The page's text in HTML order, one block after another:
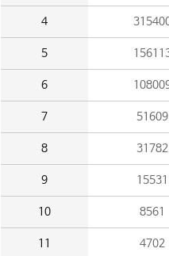
4
5
6
7 51609
8 31782
9 15531
10 8561
11 4702